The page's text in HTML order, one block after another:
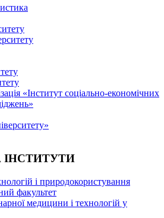
«Інститут соціально-економічних
ІНСТИТУТИ
і природокористування
факультет
медицини і технологій у